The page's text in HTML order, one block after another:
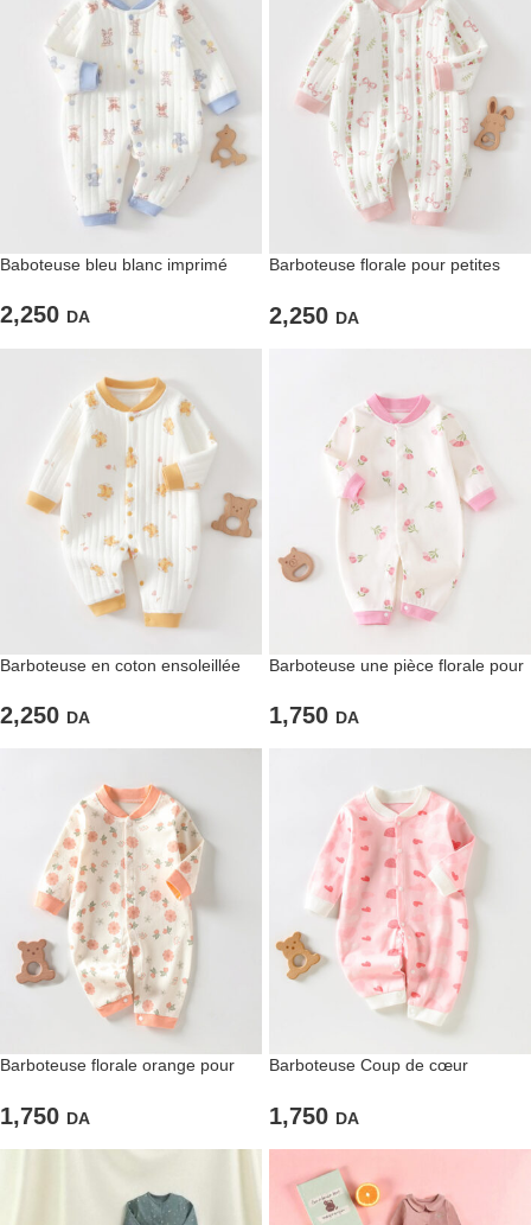
Baboteuse bleu blanc imprimé
2,250 DA
Barboteuse florale pour petites
2,250 DA
Barboteuse en coton ensoleillée
2,250 DA
Barboteuse une pièce florale pour
1,750 DA
Barboteuse florale orange pour
1,750 DA
Barboteuse Coup de cœur
1,750 DA